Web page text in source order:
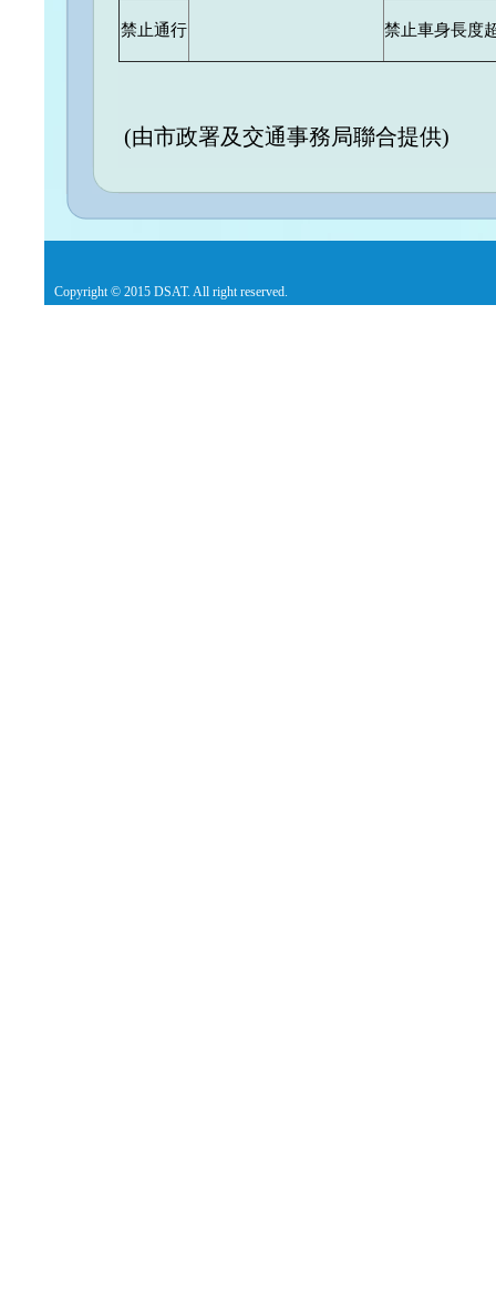
禁止通行 禁止車身長度
(由市政署及交通事務局聯合提供)
Copyright © 2015 DSAT. All right reserved.